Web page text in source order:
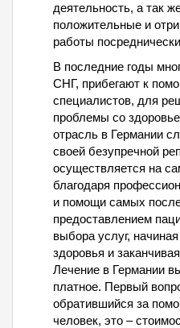
деятельность, а так
положительные и
работы
В последние годы
СНГ, прибегают к
специалистов, для
проблемы со
отрасль в Германии
своей безупречной
осуществляется на
благодаря
и помощи самых
предоставлением
выбора услуг,
здоровья и
Лечение в Германии
платное. Первый
обратившийся за
человек, это –